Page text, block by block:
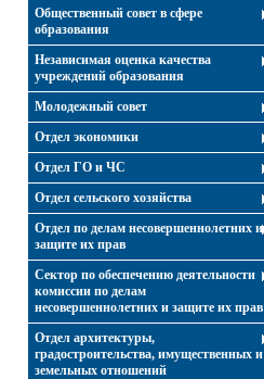
Общественный совет в сфере
образования
Независимая оценка качества
учреждений образования
Молодежный совет
Отдел экономики
Отдел ГО и ЧС
Отдел сельского хозяйства
Отдел по делам несовершеннолетних и
защите их прав
Сектор по обеспечению деятельности
комиссии по делам
несовершеннолетних и защите их прав
Отдел архитектуры,
градостроительства, имущественных и
земельных отношений